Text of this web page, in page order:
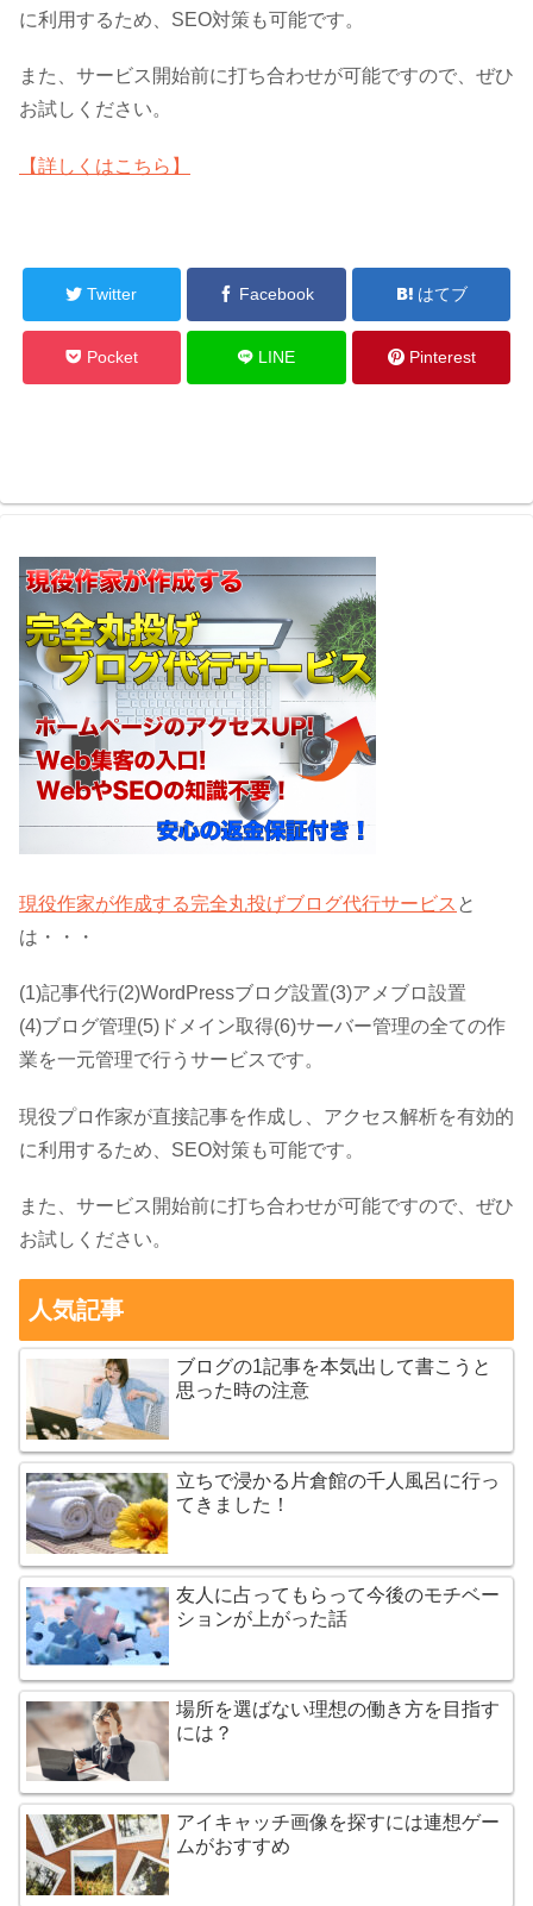
に利用するため、SEO対策も可能です。
また、サービス開始前に打ち合わせが可能ですので、ぜひ
お試しください。
【詳しくはこちら】
Twitter Facebook はてブ
Pocket LINE Pinterest
現役作家が作成する完全丸投げブログ代行サービス と
は・・・
(1)記事代行(2)WordPressブログ設置(3)アメブロ設置
(4)ブログ管理(5)ドメイン取得(6)サーバー管理の全ての作
業を一元管理で行うサービスです。
現役プロ作家が直接記事を作成し、アクセス解析を有効的
に利用するため、SEO対策も可能です。
また、サービス開始前に打ち合わせが可能ですので、ぜひ
お試しください。
人気記事
ブログの1記事を本気出して書こうと
思った時の注意
立ちで浸かる片倉館の千人風呂に行っ
てきました！
友人に占ってもらって今後のモチベー
ションが上がった話
場所を選ばない理想の働き方を目指す
には？
アイキャッチ画像を探すには連想ゲー
ムがおすすめ